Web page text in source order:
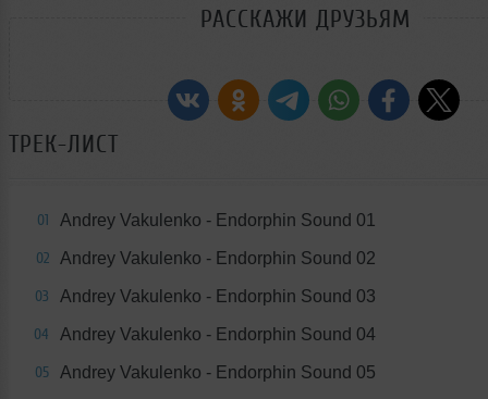
РАССКАЖИ ДРУЗЬЯМ
ТРЕК-ЛИСТ
01 Andrey Vakulenko - Endorphin Sound 01
02 Andrey Vakulenko - Endorphin Sound 02
03 Andrey Vakulenko - Endorphin Sound 03
04 Andrey Vakulenko - Endorphin Sound 04
05 Andrey Vakulenko - Endorphin Sound 05